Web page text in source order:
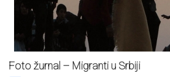
Foto žurnal – Migranti u Srbiji